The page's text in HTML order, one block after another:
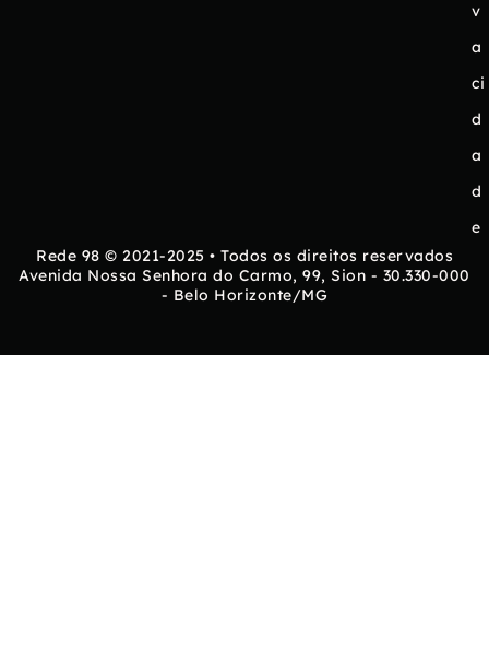
v
a
ci
d
a
d
e
Rede 98 © 2021-2025 • Todos os direitos reservados
Avenida Nossa Senhora do Carmo, 99, Sion - 30.330-000
- Belo Horizonte/MG